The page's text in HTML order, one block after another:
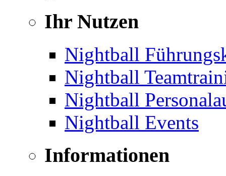
Ihr Nutzen
Nightball
Nightball
Nightball
Nightball Events
Informationen